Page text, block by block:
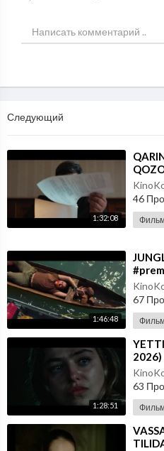
Следующий
1:32:08
46
1:46:48
67
1:28:51
2026)
63